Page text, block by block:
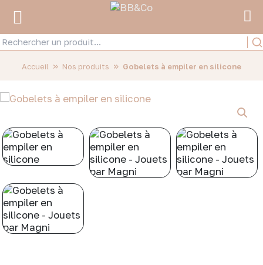
Accueil » Nos produits » Gobelets à empiler en silicone